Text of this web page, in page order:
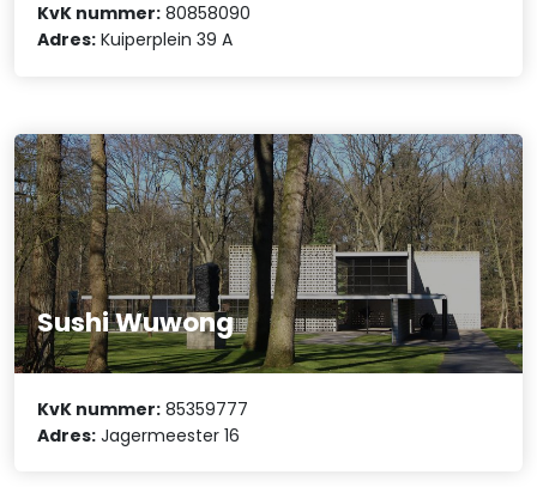
KvK nummer: 80858090
Adres: Kuiperplein 39 A
Sushi Wuwong
KvK nummer: 85359777
Adres: Jagermeester 16